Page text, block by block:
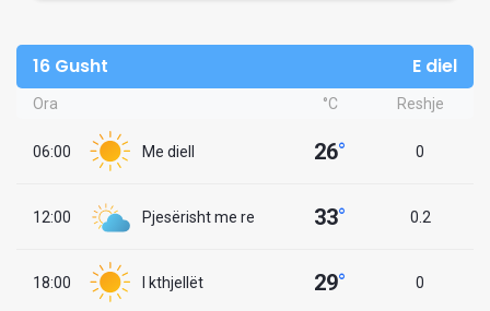
16 Gusht E diel
Ora °C Reshje
06:00 Me diell 26° 0
12:00 Pjesërisht me re 33° 0.2
18:00 I kthjellët 29° 0